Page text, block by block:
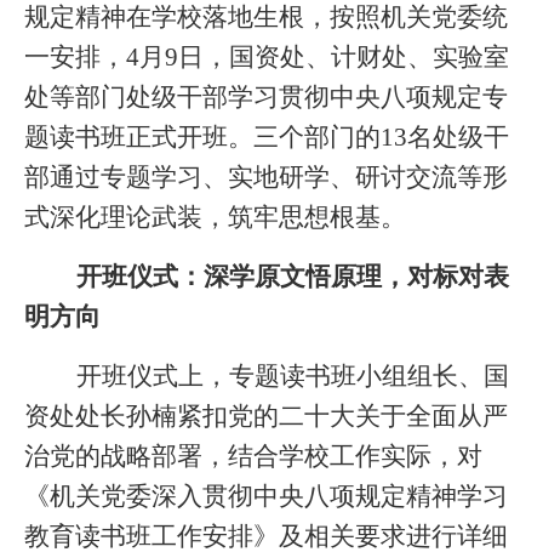
规定精神在学校落地生根，按照机关党委统
一安排，4月9日，国资处、计财处、实验室
处等部门处级干部学习贯彻中央八项规定专
题读书班正式开班。三个部门的13名处级干
部通过专题学习、实地研学、研讨交流等形
式深化理论武装，筑牢思想根基。
开班仪式：深学原文悟原理，对标对表
明方向
开班仪式上，专题读书班小组组长、国
资处处长孙楠紧扣党的二十大关于全面从严
治党的战略部署，结合学校工作实际，对
《机关党委深入贯彻中央八项规定精神学习
教育读书班工作安排》及相关要求进行详细